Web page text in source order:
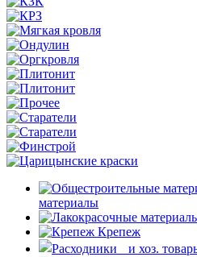
материалы
Крепеж